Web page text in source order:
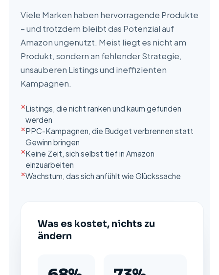
Viele Marken haben hervorragende Produkte
– und trotzdem bleibt das Potenzial auf
Amazon ungenutzt. Meist liegt es nicht am
Produkt, sondern an fehlender Strategie,
unsauberen Listings und ineffizienten
Kampagnen.
✕Listings, die nicht ranken und kaum gefunden
werden
✕PPC-Kampagnen, die Budget verbrennen statt
Gewinn bringen
✕Keine Zeit, sich selbst tief in Amazon
einzuarbeiten
✕Wachstum, das sich anfühlt wie Glückssache
Was es kostet, nichts zu
ändern